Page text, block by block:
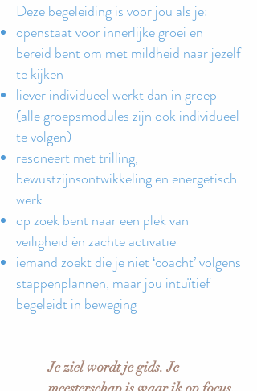
Deze begeleiding is voor jou als je:
openstaat voor innerlijke groei en
bereid bent om met mildheid naar jezelf
te kijken
liever individueel werkt dan in groep
(alle groepsmodules zijn ook individueel
te volgen)
resoneert met trilling,
bewustzijnsontwikkeling en energetisch
werk
op zoek bent naar een plek van
veiligheid én zachte activatie
iemand zoekt die je niet ‘coacht’ volgens
stappenplannen, maar jou intuïtief
begeleidt in beweging
Je ziel wordt je gids. Je